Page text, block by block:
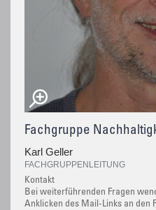
Fachgruppe
Karl Geller
FACHGRUPPENLEITUNG
Kontakt
Bei weiterführenden Fragen
Anklicken des Mail-Links an den